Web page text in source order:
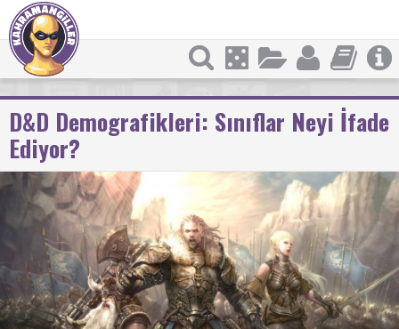
D&D Demografikleri: Sınıflar Neyi İfade
Ediyor?